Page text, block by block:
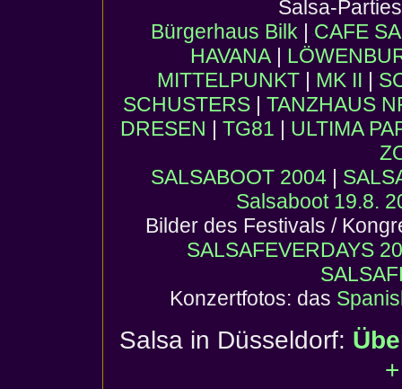
Salsa-
Bürgerhaus Bilk | CAFE
HAVANA |
MITTELPUNKT| MK II |
SCHUSTERS| TANZHAUS
DRESEN | TG81 | ULTIMA
SALSABOOT 2004|
Salsaboot 19.8.
Bilder des Festivals /
SALSAFEVERDAYS
Konzertfotos: das
Salsa in Düsseldorf: